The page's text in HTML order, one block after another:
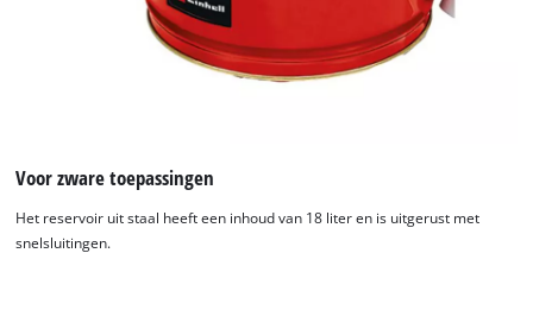
Voor zware toepassingen
Het reservoir uit staal heeft een inhoud van 18 liter en is uitgerust met
snelsluitingen.